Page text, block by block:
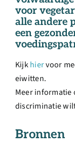
voor
alle andere
een
Kijkhiervoor
eiwitten.
Meer informatie
discriminatie
Bronnen